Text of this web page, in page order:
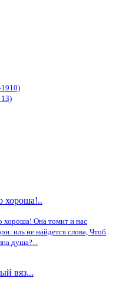
13)
хороша!..
хороша! Она томит и нас
иль не найдется слова, Чтоб
душа?...
вяз...